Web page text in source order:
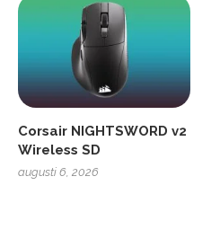
Corsair NIGHTSWORD v2
Wireless SD
augusti 6, 2026